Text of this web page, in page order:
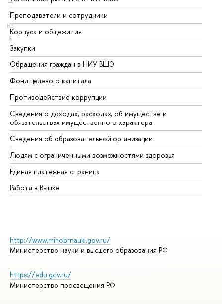
Э
Ю
Я
Преподаватели и сотрудники
Корпуса и общежития
Закупки
Обращения граждан в НИУ ВШЭ
Фонд целевого капитала
Противодействие коррупции
Сведения о доходах, расходах, об имуществе и
обязательствах имущественного характера
Сведения об образовательной организации
Людям с ограниченными возможностями здоровья
Единая платежная страница
Работа в Вышке
http://www.minobrnauki.gov.ru/
Министерство науки и высшего образования РФ
https://edu.gov.ru/
Министерство просвещения РФ